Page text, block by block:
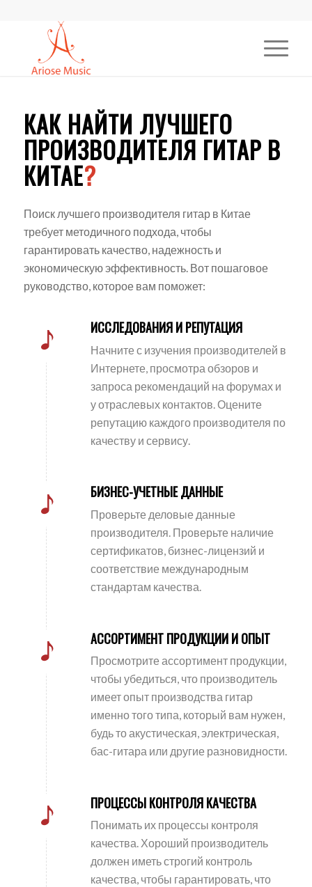
КАК НАЙТИ ЛУЧШЕГО
ПРОИЗВОДИТЕЛЯ ГИТАР В
КИТАЕ?
Поиск лучшего производителя гитар в Китае
требует методичного подхода, чтобы
гарантировать качество, надежность и
экономическую эффективность. Вот пошаговое
руководство, которое вам поможет:
ИССЛЕДОВАНИЯ И РЕПУТАЦИЯ
Начните с изучения производителей в
Интернете, просмотра обзоров и
запроса рекомендаций на форумах и
у отраслевых контактов. Оцените
репутацию каждого производителя по
качеству и сервису.
БИЗНЕС-УЧЕТНЫЕ ДАННЫЕ
Проверьте деловые данные
производителя. Проверьте наличие
сертификатов, бизнес-лицензий и
соответствие международным
стандартам качества.
АССОРТИМЕНТ ПРОДУКЦИИ И ОПЫТ
Просмотрите ассортимент продукции,
чтобы убедиться, что производитель
имеет опыт производства гитар
именно того типа, который вам нужен,
будь то акустическая, электрическая,
бас-гитара или другие разновидности.
ПРОЦЕССЫ КОНТРОЛЯ КАЧЕСТВА
Понимать их процессы контроля
качества. Хороший производитель
должен иметь строгий контроль
качества, чтобы гарантировать, что